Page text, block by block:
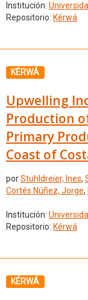
Institución:
Repositorio: Kérwá
KÉRWÁ
Upwelling
Production
Primary
Coast of
porStuhldreier, Ines,
Cortés Núñez, Jorge,
Institución:
Repositorio: Kérwá
KÉRWÁ